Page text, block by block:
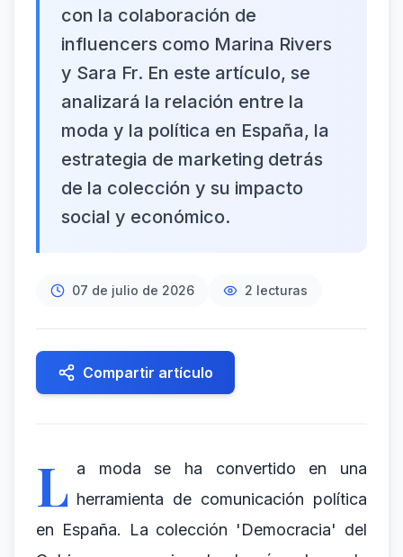
con la colaboración de
influencers como Marina Rivers
y Sara Fr. En este artículo, se
analizará la relación entre la
moda y la política en España, la
estrategia de marketing detrás
de la colección y su impacto
social y económico.
07 de julio de 2026 2 lecturas
Compartir artículo
L a moda se ha convertido en una
herramienta de comunicación política
en España. La colección 'Democracia' del